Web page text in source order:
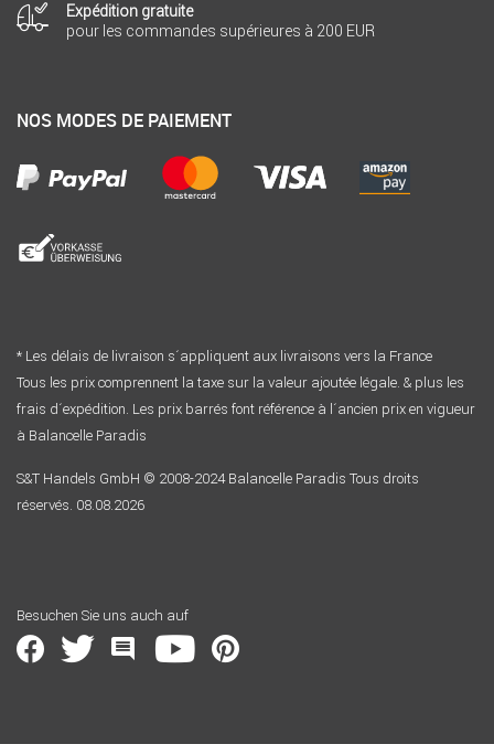
Expédition gratuite
pour les commandes supérieures à 200 EUR
NOS MODES DE PAIEMENT
* Les délais de livraison s´appliquent aux livraisons vers la France
Tous les prix comprennent la taxe sur la valeur ajoutée légale. & plus les
frais d´expédition. Les prix barrés font référence à l´ancien prix en vigueur
à Balancelle Paradis
S&T Handels GmbH © 2008-2024 Balancelle Paradis Tous droits
réservés. 08.08.2026
Besuchen Sie uns auch auf